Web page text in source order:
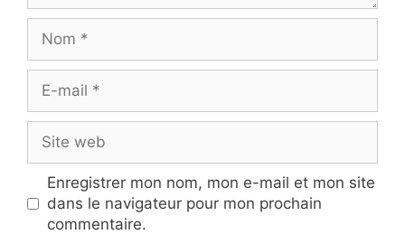
mail
web
Enregistrer mon nom, mon e-mail et mon site
dans le navigateur pour mon prochain
commentaire.